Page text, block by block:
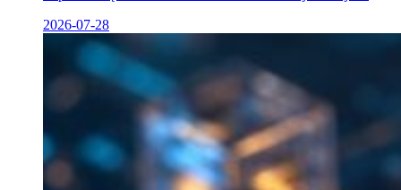
2026-07-28